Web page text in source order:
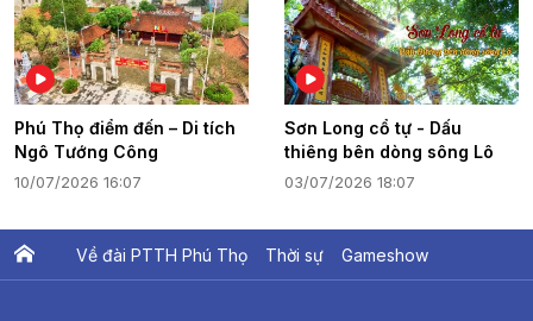
Phú Thọ điểm đến – Di tích
Ngô Tướng Công
10/07/2026 16:07
Sơn Long cổ tự - Dấu
thiêng bên dòng sông Lô
03/07/2026 18:07
Về đài PTTH Phú Thọ Thời sự Gameshow